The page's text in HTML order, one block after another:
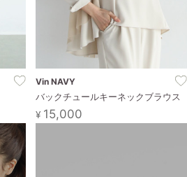
Vin NAVY
バックチュールキーネックブラウス
¥15,000